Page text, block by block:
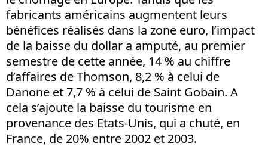
fabricants américains augmentent leurs
bénéfices réalisés dans la zone euro, l’impact
de la baisse du dollar a amputé, au premier
semestre de cette année, 14 % au chiffre
d’affaires de Thomson, 8,2 % à celui de
Danone et 7,7 % à celui de Saint Gobain. A
cela s’ajoute la baisse du tourisme en
provenance des Etats-Unis, qui a chuté, en
France, de 20% entre 2002 et 2003.